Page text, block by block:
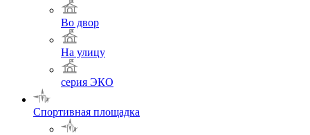
Во двор
На улицу
серия ЭКО
Спортивная площадка